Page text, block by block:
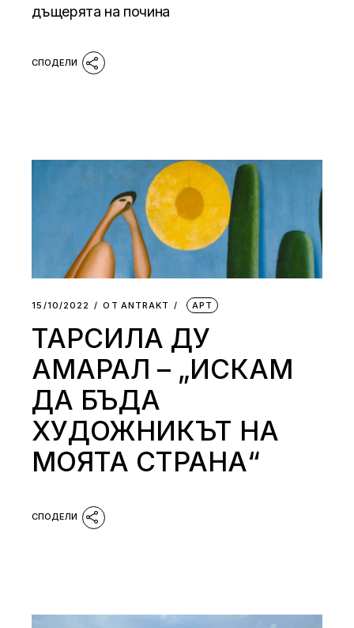
дъщерята на почина
15/10/2022 ОТ АNTRAKT АРТ
ТАРСИЛА ДУ
АМАРАЛ – „ИСКАМ
ДА БЪДА
ХУДОЖНИКЪТ НА
МОЯТА СТРАНА“